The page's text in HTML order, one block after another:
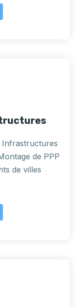
Infrastructures
de PPP
de villes